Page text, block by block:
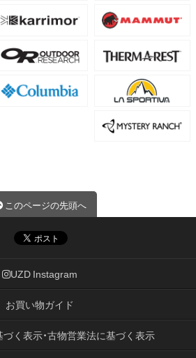
このページの先頭へ
UZD Instagram
お買い物ガイド
く表示・古物営業法に基づく表示